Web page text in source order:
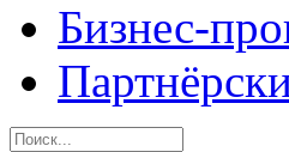
Бизнес-